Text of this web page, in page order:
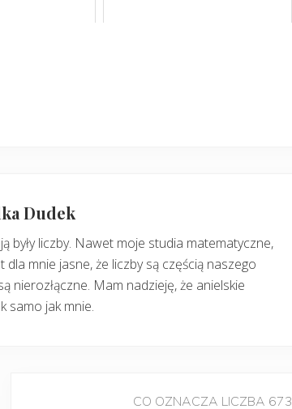
Dudek
były liczby. Nawet moje studia matematyczne,
mnie jasne, że liczby są częścią naszego
nierozłączne. Mam nadzieję, że anielskie
samo jak mnie.
CO OZNACZA LICZBA 673